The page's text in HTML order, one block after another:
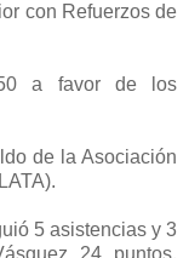
con Refuerzos de
a favor de los
de la Asociación
5 asistencias y 3
24 puntos,